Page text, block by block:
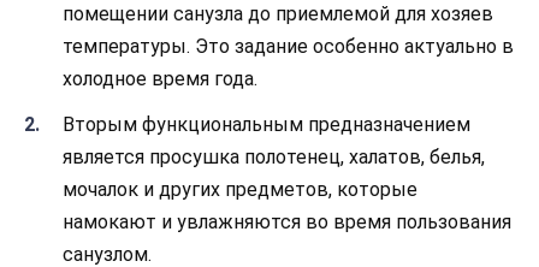
помещении санузла до приемлемой для хозяев
температуры. Это задание особенно актуально в
холодное время года.
Вторым функциональным предназначением
является просушка полотенец, халатов, белья,
мочалок и других предметов, которые
намокают и увлажняются во время пользования
санузлом.